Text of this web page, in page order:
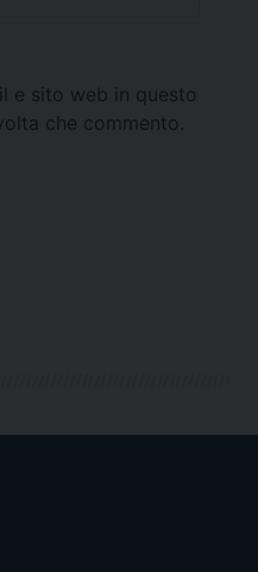
e sito web in questo
che commento.